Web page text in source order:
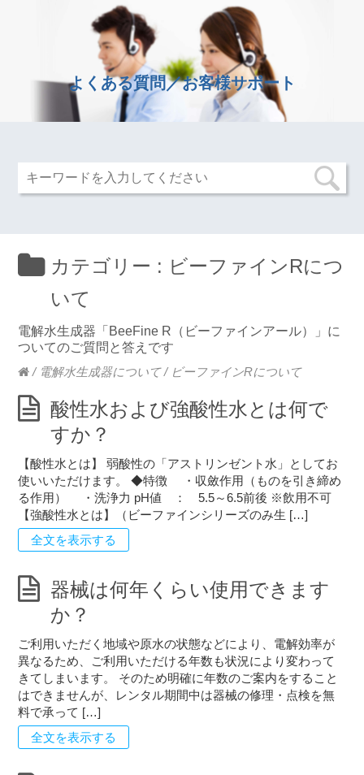
よくある質問／お客様サポート
カテゴリー : ビーファインRにつ
いて
電解水生成器「BeeFine R（ビーファインアール）」に
ついてのご質問と答えです
/ 電解水生成器について / ビーファインRについて
酸性水および強酸性水とは何で
すか？
【酸性水とは】 弱酸性の「アストリンゼント水」としてお
使いいただけます。 ◆特徴 ・収斂作用（ものを引き締め
る作用） ・洗浄力 pH値 ： 5.5～6.5前後 ※飲用不可
【強酸性水とは】（ビーファインシリーズのみ生 […]
全文を表示する
器械は何年くらい使用できます
か？
ご利用いただく地域や原水の状態などにより、電解効率が
異なるため、ご利用いただける年数も状況により変わって
きてしまいます。 そのため明確に年数のご案内をすること
はできませんが、レンタル期間中は器械の修理・点検を無
料で承って […]
全文を表示する